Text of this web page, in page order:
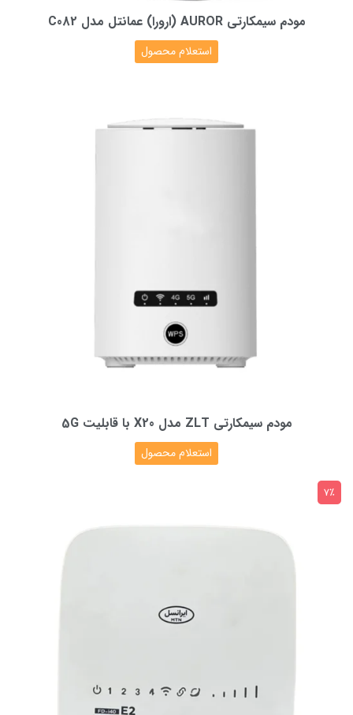
مودم سیمکارتی AUROR (ارورا) عمانتل مدل C082
استعلام محصول
مودم سیمکارتی ZLT مدل X20 با قابلیت 5G
استعلام محصول
7٪